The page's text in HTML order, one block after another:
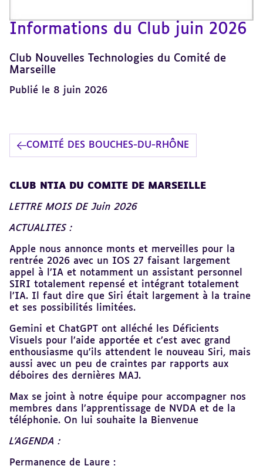
Informations du Club juin 2026
Club Nouvelles Technologies du Comité de
Marseille
Publié le 8 juin 2026
COMITÉ DES BOUCHES-DU-RHÔNE
CLUB NTIA DU COMITE DE MARSEILLE
LETTRE MOIS DE Juin 2026
ACTUALITES :
Apple nous annonce monts et merveilles pour la
rentrée 2026 avec un IOS 27 faisant largement
appel à l’IA et notamment un assistant personnel
SIRI totalement repensé et intégrant totalement
l’IA. Il faut dire que Siri était largement à la traine
et ses possibilités limitées.
Gemini et ChatGPT ont alléché les Déficients
Visuels pour l’aide apportée et c’est avec grand
enthousiasme qu’ils attendent le nouveau Siri, mais
aussi avec un peu de craintes par rapports aux
déboires des dernières MAJ.
Max se joint à notre équipe pour accompagner nos
membres dans l’apprentissage de NVDA et de la
téléphonie. On lui souhaite la Bienvenue
L’AGENDA :
Permanence de Laure :
au